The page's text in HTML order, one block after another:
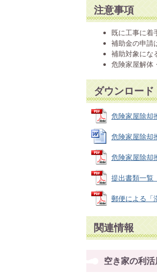
注意事項
既に工事に着
補助金の申請
補助対象にな
危険家屋解体
ダウンロード
危険家屋除却
危険家屋除却
危険家屋除却
提出書類一覧
郵便による「
関連情報
空き家の利